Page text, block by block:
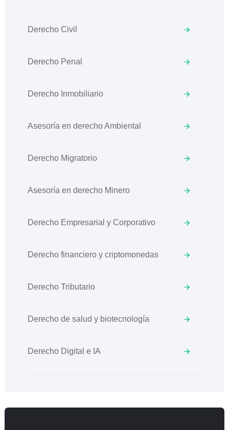
Derecho Civil
Derecho Penal
Derecho Inmobiliario
Asesoría en derecho Ambiental
Derecho Migratorio
Asesoría en derecho Minero
Derecho Empresarial y Corporativo
Derecho financiero y criptomonedas
Derecho Tributario
Derecho de salud y biotecnología
Derecho Digital e IA